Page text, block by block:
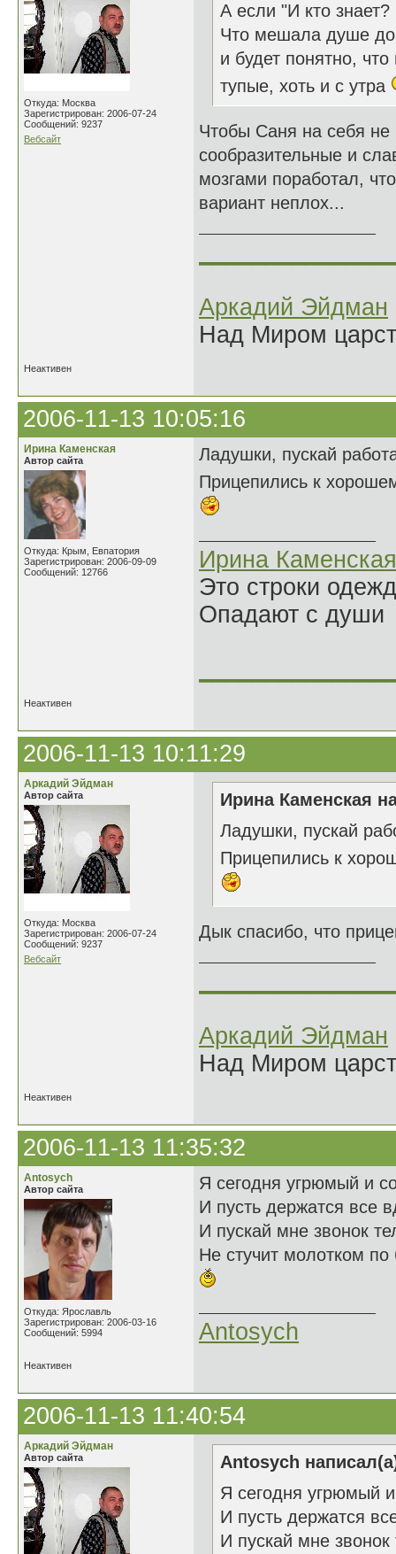
Откуда: Москва
Зарегистрирован: 2006-07-24
Сообщений: 9237
Вебсайт
А если "И кто
Что мешала душе до
и будет понятно,
тупые, хоть и с утра
Чтобы Саня на себя
сообразительные и
мозгами поработал,
вариант неплох...
Аркадий Эйдман
Над Миром
Неактивен
2006-11-13 10:05:16
Ирина Каменская
Автор сайта
Откуда: Крым, Евпатория
Зарегистрирован: 2006-09-09
Сообщений: 12766
Ладушки, пускай
Прицепились к
Ирина Каменская
Это строки
Опадают с души
Неактивен
2006-11-13 10:11:29
Аркадий Эйдман
Автор сайта
Откуда: Москва
Зарегистрирован: 2006-07-24
Сообщений: 9237
Вебсайт
Ирина Каменская
Ладушки, пускай
Прицепились к
Дык спасибо, что
Аркадий Эйдман
Над Миром
Неактивен
2006-11-13 11:35:32
Antosych
Автор сайта
Откуда: Ярославль
Зарегистрирован: 2006-03-16
Сообщений: 5994
Я сегодня угрюмый и
И пусть держатся все
И пускай мне звонок
Не стучит молотком
Antosych
Неактивен
2006-11-13 11:40:54
Аркадий Эйдман
Автор сайта
Antosych
Я сегодня угрюмый
И пусть держатся
И пускай мне